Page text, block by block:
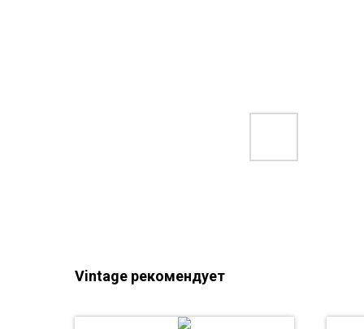
Vintage рекомендует